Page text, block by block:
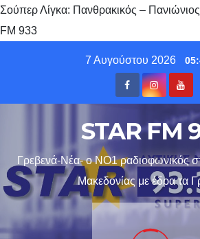
Σούπερ Λίγκα: Πανθρακικός –
FM 933
7 Αυγούστου 2026
STAR FM
Γρεβενά-Νέα- ο ΝΟ1 ραδιοφωνικός
Μακεδονίας με έδρα τα